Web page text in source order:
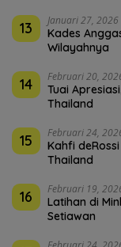
13 Januari 27, 2026
Kades
Wilayahnya
14 Februari 20,
Tuai
Thailand
15 Februari 24,
Kahfi
Thailand
16 Februari 19,
Latihan di
Setiawan